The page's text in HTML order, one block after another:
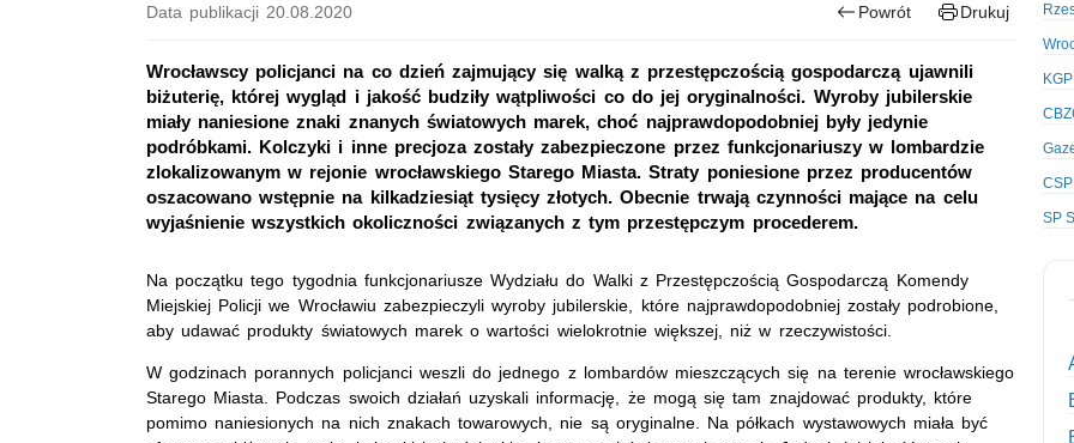
Data publikacji 20.08.2020 Powrót Drukuj
Wrocławscy policjanci na co dzień zajmujący się walką z przestępczością gospodarczą ujawnili
biżuterię, której wygląd i jakość budziły wątpliwości co do jej oryginalności. Wyroby jubilerskie
miały naniesione znaki znanych światowych marek, choć najprawdopodobniej były jedynie
podróbkami. Kolczyki i inne precjoza zostały zabezpieczone przez funkcjonariuszy w lombardzie
zlokalizowanym w rejonie wrocławskiego Starego Miasta. Straty poniesione przez producentów
oszacowano wstępnie na kilkadziesiąt tysięcy złotych. Obecnie trwają czynności mające na celu
wyjaśnienie wszystkich okoliczności związanych z tym przestępczym procederem.
Na początku tego tygodnia funkcjonariusze Wydziału do Walki z Przestępczością Gospodarczą Komendy
Miejskiej Policji we Wrocławiu zabezpieczyli wyroby jubilerskie, które najprawdopodobniej zostały podrobione,
aby udawać produkty światowych marek o wartości wielokrotnie większej, niż w rzeczywistości.
W godzinach porannych policjanci weszli do jednego z lombardów mieszczących się na terenie wrocławskiego
Starego Miasta. Podczas swoich działań uzyskali informację, że mogą się tam znajdować produkty, które
pomimo naniesionych na nich znakach towarowych, nie są oryginalne. Na półkach wystawowych miała być
KGP
SP